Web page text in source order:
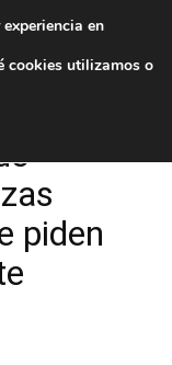
piden
en
cookies utilizamos o